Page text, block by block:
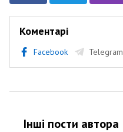
Коментарі
Facebook Telegram
Інші пости автора